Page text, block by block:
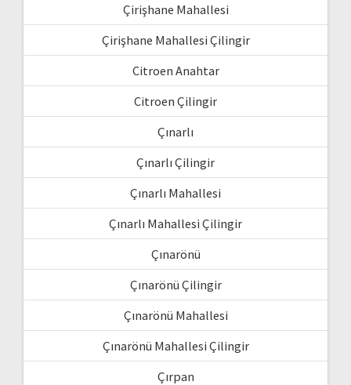
Çirişhane Mahallesi
Çirişhane Mahallesi Çilingir
Citroen Anahtar
Citroen Çilingir
Çınarlı
Çınarlı Çilingir
Çınarlı Mahallesi
Çınarlı Mahallesi Çilingir
Çınarönü
Çınarönü Çilingir
Çınarönü Mahallesi
Çınarönü Mahallesi Çilingir
Çırpan